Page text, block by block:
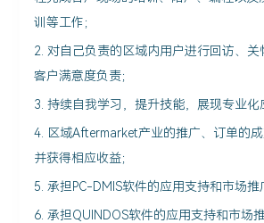
训等工作；
2. 对自己负责的区域内用户进行回访、关
客户满意度负责；
3. 持续自我学习，提升技能，展现专业化
4. 区域Aftermarket产业的推广、订单的成
并获得相应收益；
5. 承担PC-DMIS软件的应用支持和市场推
6. 承担QUINDOS软件的应用支持和市场推